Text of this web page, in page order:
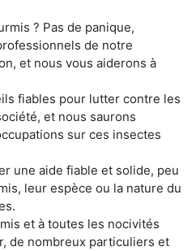
? Pas de panique,
de notre
et nous vous aiderons à
fiables pour lutter contre les
et nous saurons
sur ces insectes
une aide fiable et solide, peu
leur espèce ou la nature du
et à toutes les nocivités
de nombreux particuliers et